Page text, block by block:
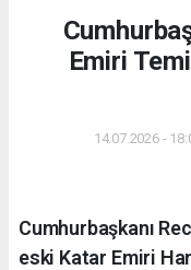
Emiri
14.07.2026 -
Cumhurbaşkanı
eski Katar Emiri